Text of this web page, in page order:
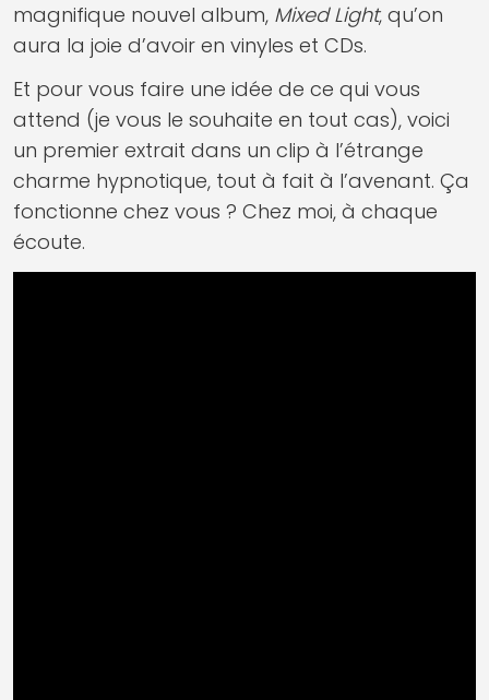
magnifique nouvel album, Mixed Light, qu’on
aura la joie d’avoir en vinyles et CDs.
Et pour vous faire une idée de ce qui vous
attend (je vous le souhaite en tout cas), voici
un premier extrait dans un clip à l’étrange
charme hypnotique, tout à fait à l’avenant. Ça
fonctionne chez vous ? Chez moi, à chaque
écoute.